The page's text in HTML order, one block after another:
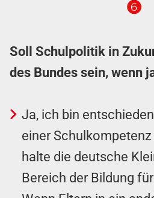
❻
Soll Schulpolitik in
des Bundes sein, wenn
Ja, ich bin
einer
halte die deutsche
Bereich der Bildung